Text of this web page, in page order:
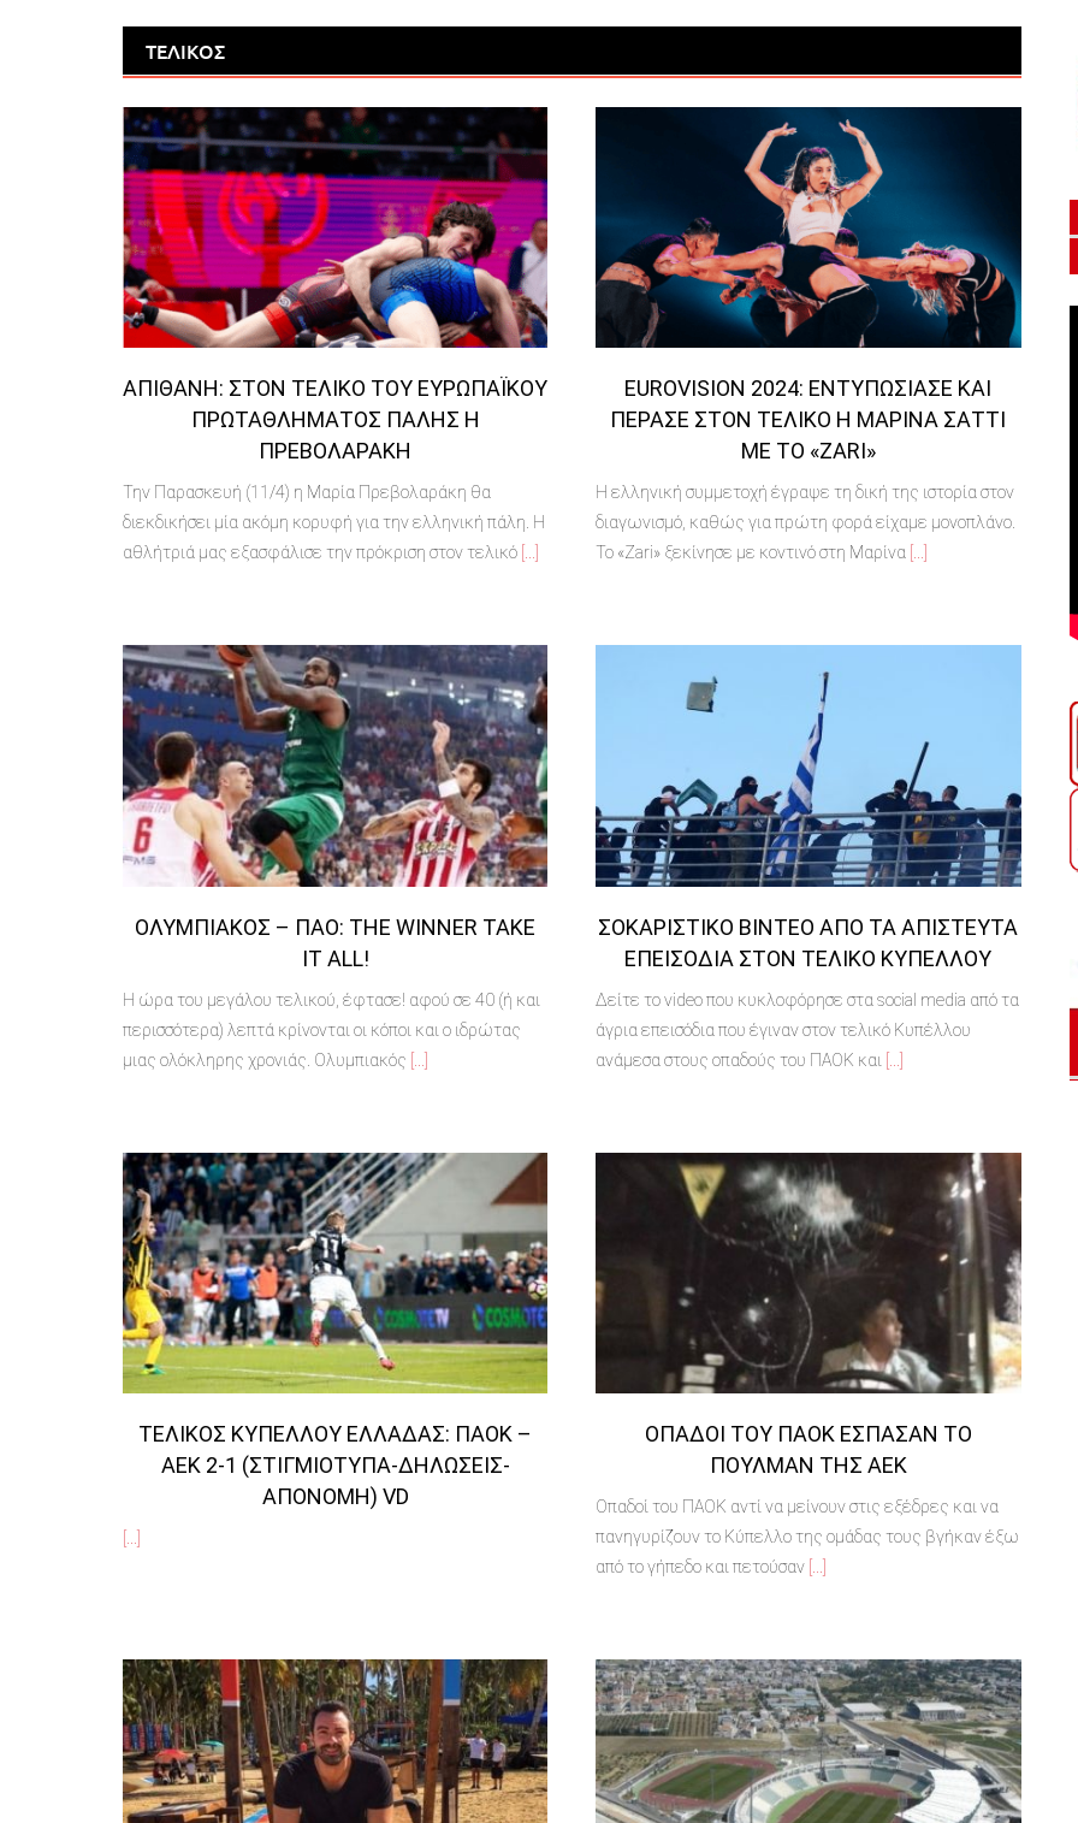
ΤΕΛΙΚΟΣ
ΑΠΊΘΑΝΗ: ΣΤΟΝ ΤΕΛΙΚΌ ΤΟΥ ΕΥΡΩΠΑΪΚΟΎ
ΠΡΩΤΑΘΛΉΜΑΤΟΣ ΠΆΛΗΣ Η
ΠΡΕΒΟΛΑΡΆΚΗ
Την Παρασκευή (11/4) η Μαρία Πρεβολαράκη θα
διεκδικήσει μία ακόμη κορυφή για την ελληνική πάλη. Η
αθλήτριά μας εξασφάλισε την πρόκριση στον τελικό [...]
EUROVISION 2024: ΕΝΤΥΠΩΣΊΑΣΕ ΚΑΙ
ΠΈΡΑΣΕ ΣΤΟΝ ΤΕΛΙΚΌ Η ΜΑΡΊΝΑ ΣΆΤΤΙ
ΜΕ ΤΟ «ZARI»
Η ελληνική συμμετοχή έγραψε τη δική της ιστορία στον
διαγωνισμό, καθώς για πρώτη φορά είχαμε μονοπλάνο.
Το «Zari» ξεκίνησε με κοντινό στη Μαρίνα [...]
ΟΛΥΜΠΙΑΚΌΣ – ΠΑΟ: THE WINNER TAKE
IT ALL!
Η ώρα του μεγάλου τελικού, έφτασε! αφού σε 40 (ή και
περισσότερα) λεπτά κρίνονται οι κόποι και ο ιδρώτας
μιας ολόκληρης χρονιάς. Ολυμπιακός
ΣΟΚΑΡΙΣΤΙΚΌ ΒΊΝΤΕΟ ΑΠΌ ΤΑ ΑΠΊΣΤΕΥΤΑ
ΕΠΕΙΣΌΔΙΑ ΣΤΟΝ ΤΕΛΙΚΌ ΚΥΠΈΛΛΟΥ
Δείτε το video που κυκλοφόρησε στα social media από τα
άγρια επεισόδια που έγιναν στον τελικό Κυπέλλου
ανάμεσα στους οπαδούς του ΠΑΟΚ και
ΤΕΛΙΚΌΣ ΚΥΠΈΛΛΟΥ ΕΛΛΆΔΑΣ: ΠΑΟΚ –
ΑΕΚ 2-1 (ΣΤΙΓΜΙΌΤΥΠΑ-ΔΗΛΏΣΕΙΣ-
ΑΠΟΝΟΜΉ) VD
ΟΠΑΔΟΊ ΤΟΥ ΠΑΟΚ ΈΣΠΑΣΑΝ ΤΟ
ΠΟΎΛΜΑΝ ΤΗΣ ΑΕΚ
Οπαδοί του ΠΑΟΚ αντί να μείνουν στις εξέδρες και να
πανηγυρίζουν το Κύπελλο της ομάδας τους βγήκαν έξω
από το γήπεδο και πετούσαν